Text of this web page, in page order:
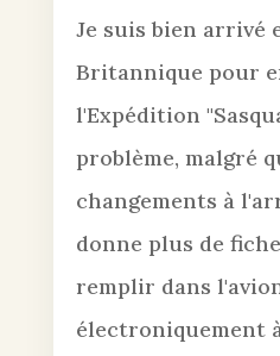
Je suis bien arrivé
Britannique pour
l'Expédition
problème, malgré
changements à
donne plus de
remplir dans
électroniquement